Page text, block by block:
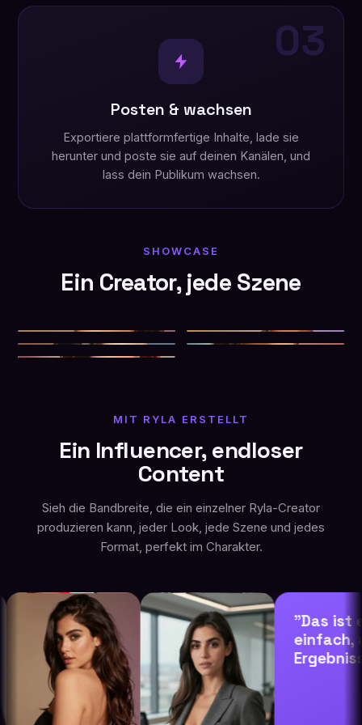
03
Posten & wachsen
Exportiere plattformfertige Inhalte, lade sie
herunter und poste sie auf deinen Kanälen, und
lass dein Publikum wachsen.
SHOWCASE
Ein Creator, jede Szene
MIT RYLA ERSTELLT
Ein Influencer, endloser
Content
Sieh die Bandbreite, die ein einzelner Ryla-Creator
produzieren kann, jeder Look, jede Szene und jedes
Format, perfekt im Charakter.
"Das ist ein
einfach,